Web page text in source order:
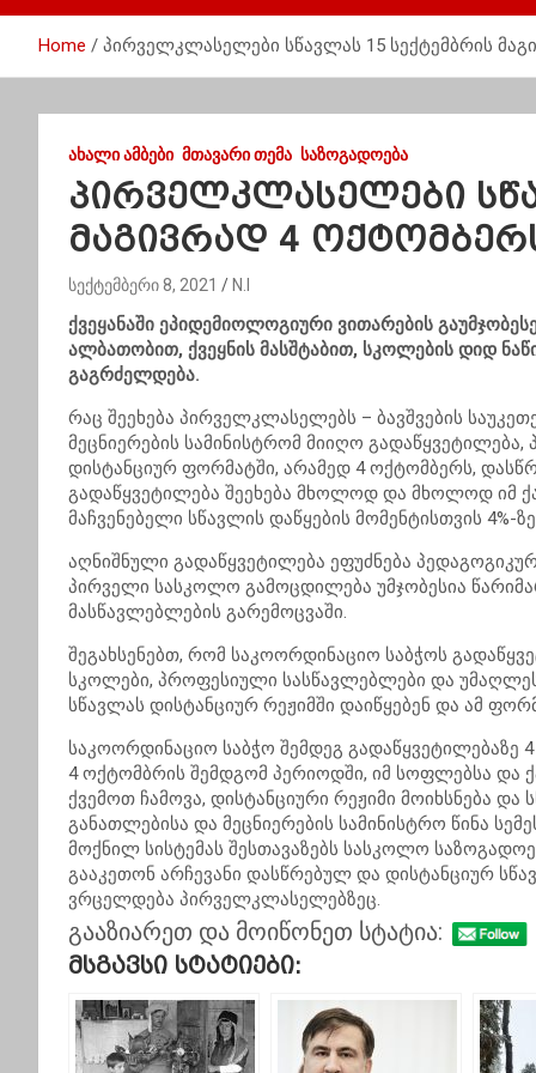
Home პირველკლასელები სწავლას 15 სექტემბრის
ᲐᲮᲐᲚᲘ ᲐᲛᲑᲔᲑᲘ ᲛᲗᲐᲕᲐᲠᲘ ᲗᲔᲛᲐ ᲡᲐᲖᲝᲒᲐᲓᲝᲔᲑᲐ
პირველკლასელები
მაგივრად 4
სექტემბერი 8, 2021 N.I
ქვეყანაში ეპიდემიოლოგიური ვითარების
ალბათობით, ქვეყნის მასშტაბით, სკოლების დიდ
გაგრძელდება.
რაც შეეხება პირველკლასელებს – ბავშვების
მეცნიერების სამინისტრომ მიიღო
დისტანციურ ფორმატში, არამედ 4 ოქტომბერს,
გადაწყვეტილება შეეხება მხოლოდ და მხოლოდ იმ
მაჩვენებელი სწავლის დაწყების მომენტისთვის 4%-
აღნიშნული გადაწყვეტილება ეფუძნება
პირველი სასკოლო გამოცდილება უმჯობესია
მასწავლებლების გარემოცვაში.
შეგახსენებთ, რომ საკოორდინაციო საბჭოს
სკოლები, პროფესიული სასწავლებლები და
სწავლას დისტანციურ რეჟიმში დაიწყებენ და ამ
საკოორდინაციო საბჭო შემდეგ გადაწყვეტილებაზე
4 ოქტომბრის შემდგომ პერიოდში, იმ სოფლებსა და
ქვემოთ ჩამოვა, დისტანციური რეჟიმი მოიხსნება
განათლებისა და მეცნიერების სამინისტრო წინა
მოქნილ სისტემას შესთავაზებს სასკოლო
გააკეთონ არჩევანი დასწრებულ და დისტანციურ
ვრცელდება პირველკლასელებზეც.
გააზიარეთ და მოიწონეთ სტატია:
Მსგავსი Სტატიები: